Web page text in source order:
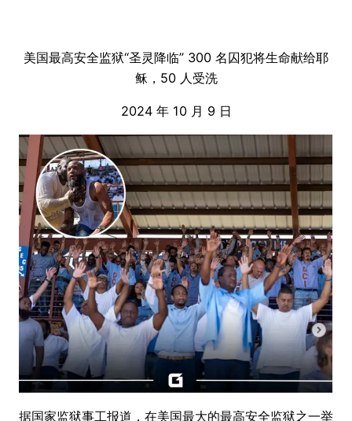
美国最高安全监狱“圣灵降临” 300 名囚犯将生命献给耶
稣，50 人受洗
2024 年 10 月 9 日
据国家监狱事工报道，在美国最大的最高安全监狱之一举